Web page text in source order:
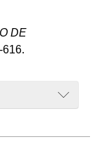
DE
616.